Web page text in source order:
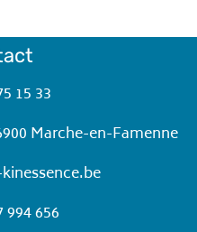
15 33
Marche-en-Famenne
994 656